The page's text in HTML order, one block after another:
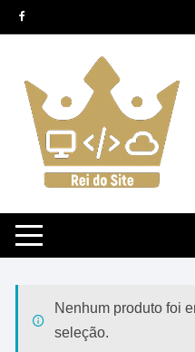
Pular
para
conteúdo
Nenhum produto foi
seleção.